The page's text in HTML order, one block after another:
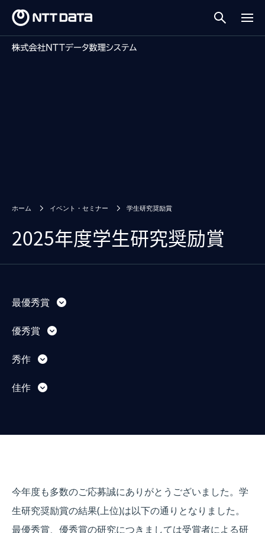
ホーム イベント・セミナー 学生研究奨励賞
2025年度学生研究奨励賞
最優秀賞
優秀賞
秀作
佳作
今年度も多数のご応募誠にありがとうございました。学
生研究奨励賞の結果(上位)は以下の通りとなりました。
最優秀賞、優秀賞の研究につきましては受賞者による研